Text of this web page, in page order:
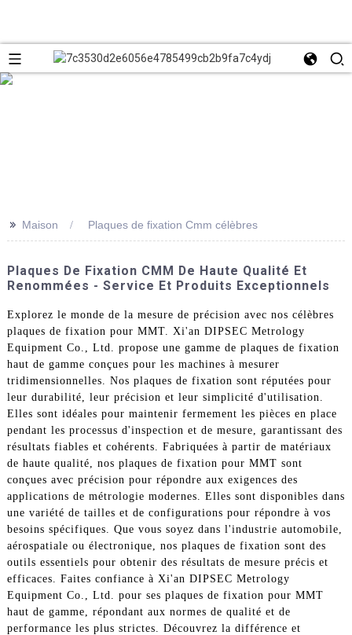
>> Maison Plaques de fixation Cmm célèbres
Plaques De Fixation CMM De Haute Qualité Et
Renommées - Service Et Produits Exceptionnels
Explorez le monde de la mesure de précision avec nos célèbres
plaques de fixation pour MMT. Xi'an DIPSEC Metrology
Equipment Co., Ltd. propose une gamme de plaques de fixation
haut de gamme conçues pour les machines à mesurer
tridimensionnelles. Nos plaques de fixation sont réputées pour
leur durabilité, leur précision et leur simplicité d'utilisation.
Elles sont idéales pour maintenir fermement les pièces en place
pendant les processus d'inspection et de mesure, garantissant des
résultats fiables et cohérents. Fabriquées à partir de matériaux
de haute qualité, nos plaques de fixation pour MMT sont
conçues avec précision pour répondre aux exigences des
applications de métrologie modernes. Elles sont disponibles dans
une variété de tailles et de configurations pour répondre à vos
besoins spécifiques. Que vous soyez dans l'industrie automobile,
aérospatiale ou électronique, nos plaques de fixation sont des
outils essentiels pour obtenir des résultats de mesure précis et
efficaces. Faites confiance à Xi'an DIPSEC Metrology
Equipment Co., Ltd. pour ses plaques de fixation pour MMT
haut de gamme, répondant aux normes de qualité et de
performance les plus strictes. Découvrez la différence et